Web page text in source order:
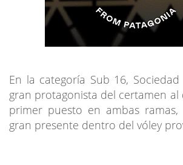
En la categoría Sub 16,
gran protagonista del certamen al
primer puesto en ambas ramas,
gran presente dentro del vóley